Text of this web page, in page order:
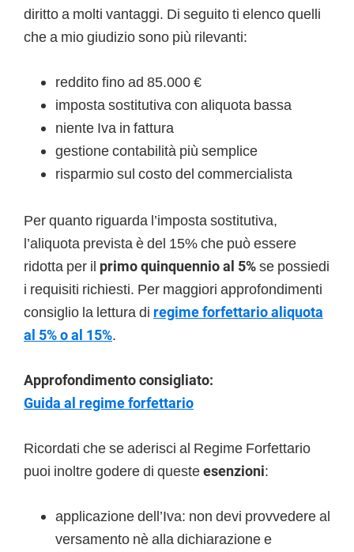
diritto a molti vantaggi. Di seguito ti elenco quelli
che a mio giudizio sono più rilevanti:
reddito fino ad 85.000 €
imposta sostitutiva con aliquota bassa
niente Iva in fattura
gestione contabilità più semplice
risparmio sul costo del commercialista
Per quanto riguarda l’imposta sostitutiva,
l’aliquota prevista è del 15% che può essere
ridotta per il primo quinquennio al 5%se possiedi
i requisiti richiesti. Per maggiori approfondimenti
consiglio la lettura di regime forfettario aliquota
al 5% o al 15%.
Approfondimento consigliato:
Guida al regime forfettario
Ricordati che se aderisci al Regime Forfettario
puoi inoltre godere di questeesenzioni:
applicazione dell’Iva: non devi provvedere al
versamento nè alla dichiarazione e